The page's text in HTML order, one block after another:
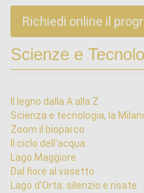
Richiedi online il
Scienze e
Il legno dalla A alla Z
Scienza e tecnologia, la
Zoom il bioparco
Il ciclo dell'acqua
Lago Maggiore
Dal fiore al vasetto
Lago d'Orta: silenzio e risate